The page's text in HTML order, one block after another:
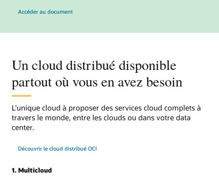
Accéder au document
Un cloud distribué disponible
partout où vous en avez besoin
L'unique cloud à proposer des services cloud complets à
travers le monde, entre les clouds ou dans votre data
center.
Découvrir le cloud distribué OCI
1. Multicloud